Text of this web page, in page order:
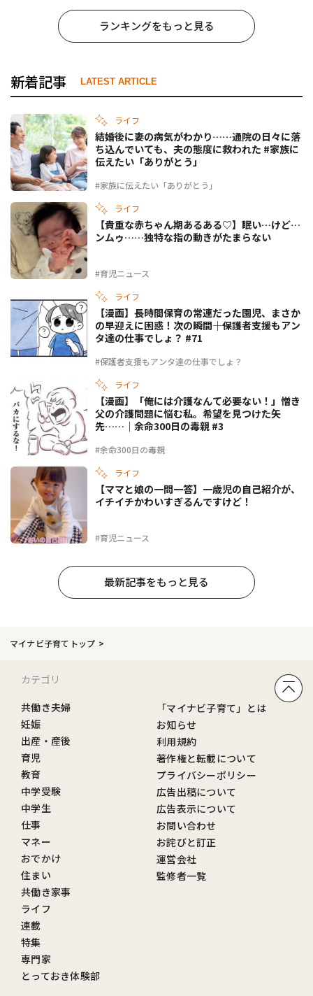
ランキングをもっと見る
新着記事 LATEST ARTICLE
ライフ
#家族に伝えたい「ありがとう」
結婚後に妻の病気がわかり……通院の日々に落
ち込んでいても、夫の態度に救われた #家族に
伝えたい「ありがとう」
ライフ
#育児ニュース
【貴重な赤ちゃん期あるある♡】眠い…けど…
ンムゥ……独特な指の動きがたまらない
ライフ
#保護者支援もアンタ達の仕事でしょ？
【漫画】長時間保育の常連だった園児、まさか
の早迎えに困惑！次の瞬間――｜保護者支援もアン
タ達の仕事でしょ？ #71
ライフ
#余命300日の毒親
【漫画】「俺には介護なんて必要ない！」憎き
父の介護問題に悩む私。希望を見つけた矢
先……｜余命300日の毒親 #3
ライフ
#育児ニュース
【ママと娘の一問一答】一歳児の自己紹介が、
イチイチかわいすぎるんですけど！
最新記事をもっと見る
マイナビ子育てトップ
カテゴリ
共働き夫婦
妊娠
出産・産後
育児
教育
中学受験
中学生
仕事
マネー
おでかけ
住まい
共働き家事
ライフ
連載
特集
専門家
とっておき体験部
「マイナビ子育て」とは
お知らせ
利用規約
著作権と転載について
プライバシーポリシー
広告出稿について
広告表示について
お問い合わせ
お詫びと訂正
運営会社
監修者一覧